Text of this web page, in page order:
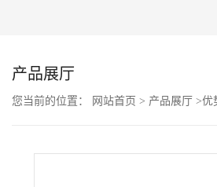
动
产品展厅
您当前的位置： 网站首页 > 产品展厅 >优